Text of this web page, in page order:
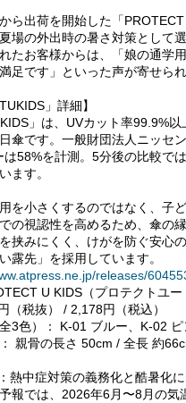
ら出荷を開始した「
場の外出時の暑さ対策として
たお客様からは、「娘の通学
足です」といった声が寄せられ
」詳細】
KIDS」は、UVカット率99.9%
傘です。一般財団法人ニッセ
は58%を計測。5分後の比較で
ます。
を小さくするのではなく、子
の視認性を高めるため、傘の
挟みにくく、けがを防ぐ安心
露先」を採用しています。
releases/
U KIDS（プロテクトユー
（税抜） / 2,178円（税込）
3色）： K-01 ブルー、K-02
親骨の長さ 50cm / 全長 約
熱中症対策の義務化と酷暑化
報では、2026年6月〜8月の